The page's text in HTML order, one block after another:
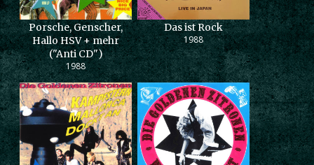
Porsche, Genscher,
Hallo HSV + mehr
("Anti CD")
1988
Das ist Rock
1988